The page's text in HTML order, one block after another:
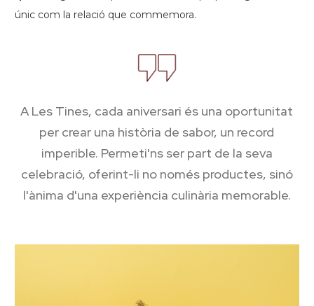
únic com la relació que commemora.
A Les Tines, cada aniversari és una oportunitat
per crear una història de sabor, un record
imperible. Permeti'ns ser part de la seva
celebració, oferint-li no només productes, sinó
l'ànima d'una experiència culinària memorable.